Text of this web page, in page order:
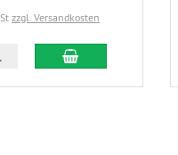
zzgl. Versandkosten
In den Warenkorb